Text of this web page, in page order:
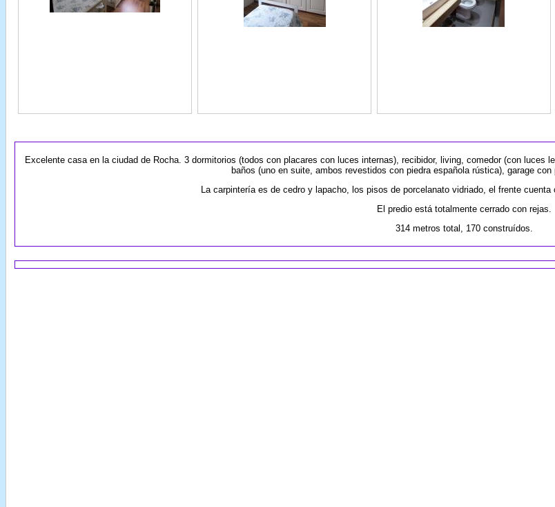
Excelente casa en la ciudad de Rocha. 3 dormitorios (todos con placares con luces internas), recibidor, living, comedor (con
baños (uno en suite, ambos revestidos con piedra española rústica), garage
La carpintería es de cedro y lapacho, los pisos de porcelanato vidriado, el frente
El predio está totalmente cerrado con rejas.
314 metros total, 170 construídos.